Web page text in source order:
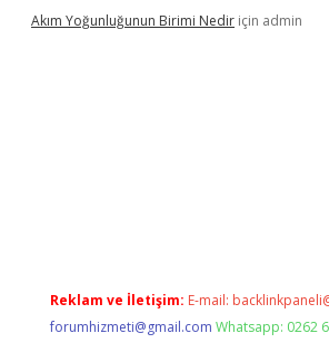
Akım Yoğunluğunun Birimi Nedir için admin
Reklam ve İletişim: E-mail:
forumhizmeti@gmail.com Whatsapp: 0262